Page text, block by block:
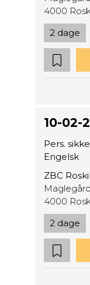
4000
2 dage
10-02-
Pers.
Engelsk
ZBC
4000
2 dage